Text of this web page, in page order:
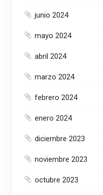
junio 2024
mayo 2024
abril 2024
marzo 2024
febrero 2024
enero 2024
diciembre 2023
noviembre 2023
octubre 2023